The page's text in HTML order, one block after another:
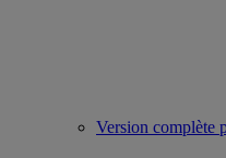
Version complète